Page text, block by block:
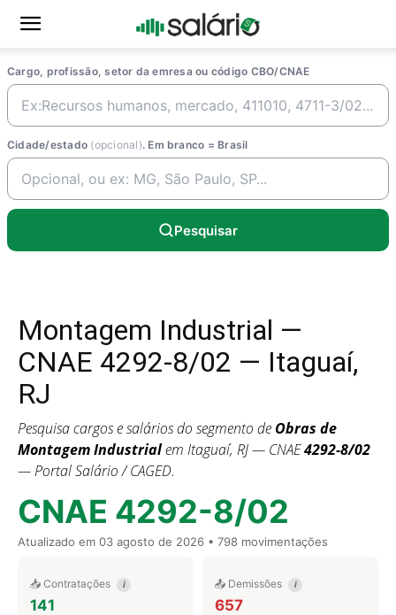
Cargo, profissão, setor da emresa ou código CBO/CNAE
Cidade/estado (opcional). Em branco = Brasil
Pesquisar
Montagem Industrial —
CNAE 4292-8/02 — Itaguaí,
RJ
Pesquisa cargos e salários do segmento de Obras de
Montagem Industrialem Itaguaí, RJ — CNAE4292-8/02
— Portal Salário / CAGED.
CNAE 4292-8/02
Atualizado em 03 agosto de 2026 • 798 movimentações
📥 Contratações i
141
📤 Demissões i
657